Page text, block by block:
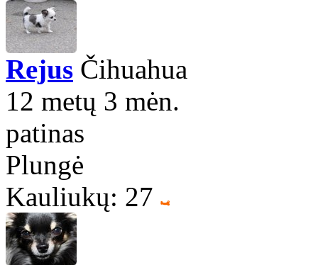
Rejus Čihuahua
12 metų 3 mėn.
patinas
Plungė
Kauliukų: 27